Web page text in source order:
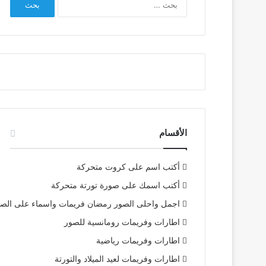
الأقسام
أكتب اسم على كروت متحركة
أكتب اسمك على صورة تورتة متحركة
اجمل واحلى الصور رمضان فريمات واسماء على
اطارات وفريمات رومانسية للصور
اطارات وفريمات رياضية
اطارات وفريمات لعيد الميلاد والتورتة